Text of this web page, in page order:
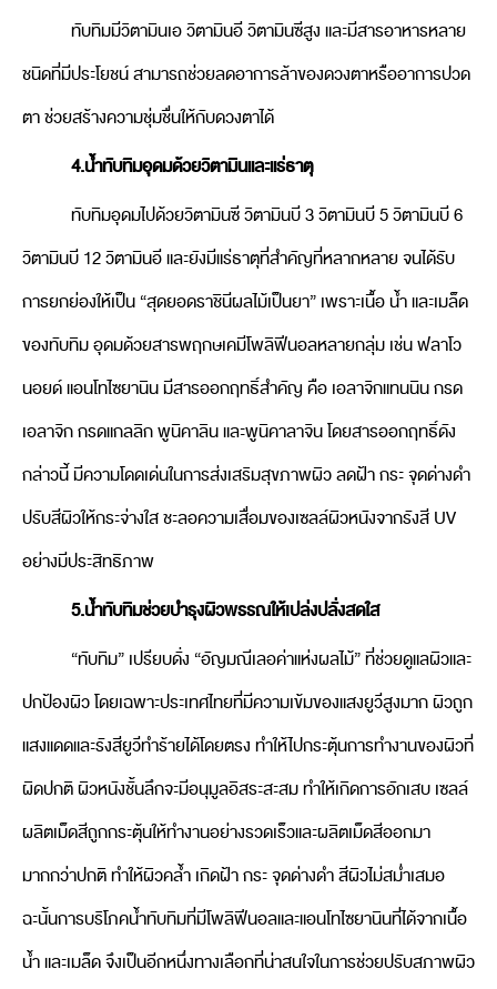
ทับทิมมีวิตามินเอ วิตามินอี วิตามินซีสูง และมีสารอาหารหลาย
ชนิดที่มีประโยชน์ สามารถช่วยลดอาการล้าของดวงตาหรืออาการปวด
ตา ช่วยสร้างความชุ่มชื่นให้กับดวงตาได้
4.น้ำทับทิมอุดมด้วยวิตามินและแร่ธาตุ
ทับทิมอุดมไปด้วยวิตามินซี วิตามินบี 3 วิตามินบี 5 วิตามินบี 6
วิตามินบี 12 วิตามินอี และยังมีแร่ธาตุที่สำคัญที่หลากหลาย จนได้รับ
การยกย่องให้เป็น “สุดยอดราชินีผลไม้เป็นยา” เพราะเนื้อ น้ำ และเมล็ด
ของทับทิม อุดมด้วยสารพฤกษเคมีโพลิฟีนอลหลายกลุ่ม เช่น ฟลาโว
นอยด์ แอนโทไซยานิน มีสารออกฤทธิ์สำคัญ คือ เอลาจิกแทนนิน กรด
เอลาจิก กรดแกลลิก พูนิคาลิน และพูนิคาลาจิน โดยสารออกฤทธิ์ดัง
กล่าวนี้ มีความโดดเด่นในการส่งเสริมสุขภาพผิว ลดฝ้า กระ จุดด่างดำ
ปรับสีผิวให้กระจ่างใส ชะลอความเสื่อมของเซลล์ผิวหนังจากรังสี UV
อย่างมีประสิทธิภาพ
5.น้ำทับทิมช่วยบำรุงผิวพรรณให้เปล่งปลั่งสดใส
“ทับทิม” เปรียบดั่ง “อัญมณีเลอค่าแห่งผลไม้” ที่ช่วยดูแลผิวและ
ปกป้องผิว โดยเฉพาะประเทศไทยที่มีความเข้มของแสงยูวีสูงมาก ผิวถูก
แสงแดดและรังสียูวีทำร้ายได้โดยตรง ทำให้ไปกระตุ้นการทำงานของผิวที่
ผิดปกติ ผิวหนังชั้นลึกจะมีอนุมูลอิสระสะสม ทำให้เกิดการอักเสบ เซลล์
ผลิตเม็ดสีถูกกระตุ้นให้ทำงานอย่างรวดเร็วและผลิตเม็ดสีออกมา
มากกว่าปกติ ทำให้ผิวคล้ำ เกิดฝ้า กระ จุดด่างดำ สีผิวไม่สม่ำเสมอ
ฉะนั้นการบริโภคน้ำทับทิมที่มีโพลิฟีนอลและแอนโทไซยานินที่ได้จากเนื้อ
น้ำ และเมล็ด จึงเป็นอีกหนึ่งทางเลือกที่น่าสนใจในการช่วยปรับสภาพผิว